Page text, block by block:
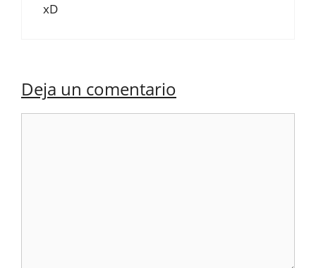
xD
Deja un comentario